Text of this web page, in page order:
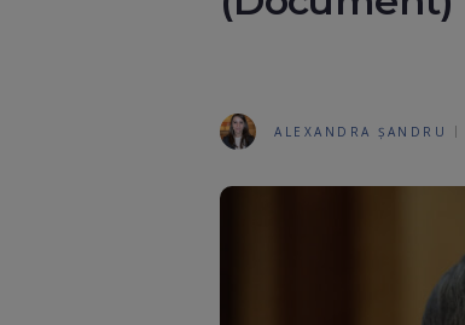
ALEXANDRA ȘANDRU